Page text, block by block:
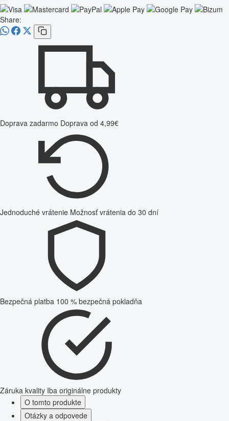
Share:
Doprava zadarmo Doprava od 4,99€
Jednoduché vrátenie Možnosť vrátenia do 30 dní
Bezpečná platba 100 % bezpečná pokladňa
Záruka kvality Iba originálne produkty
O tomto produkte
Otázky a odpovede